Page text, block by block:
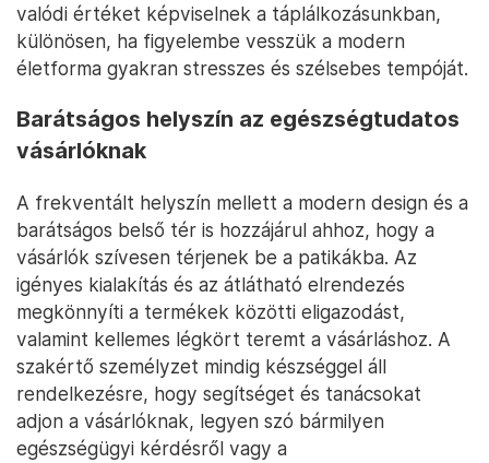
valódi értéket képviselnek a táplálkozásunkban,
különösen, ha figyelembe vesszük a modern
életforma gyakran stresszes és szélsebes tempóját.
Barátságos helyszín az egészségtudatos
vásárlóknak
A frekventált helyszín mellett a modern design és a
barátságos belső tér is hozzájárul ahhoz, hogy a
vásárlók szívesen térjenek be a patikákba. Az
igényes kialakítás és az átlátható elrendezés
megkönnyíti a termékek közötti eligazodást,
valamint kellemes légkört teremt a vásárláshoz. A
szakértő személyzet mindig készséggel áll
rendelkezésre, hogy segítséget és tanácsokat
adjon a vásárlóknak, legyen szó bármilyen
egészségügyi kérdésről vagy a